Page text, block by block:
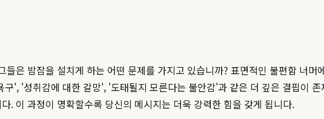
은 밤잠을 설치게 하는 어떤 문제를 가지고 있습니까? 표면적인 불편함 너
', '성취감에 대한 갈망', '도태될지 모른다는 불안감'과 같은 더 깊은 결핍이
. 이 과정이 명확할수록 당신의 메시지는 더욱 강력한 힘을 갖게 됩니다.